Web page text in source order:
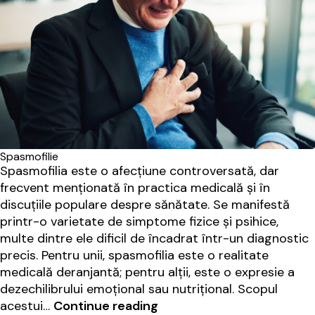
Spasmofilie
Spasmofilia este o afecțiune controversată, dar
frecvent menționată în practica medicală și în
discuțiile populare despre sănătate. Se manifestă
printr-o varietate de simptome fizice și psihice,
multe dintre ele dificil de încadrat într-un diagnostic
precis. Pentru unii, spasmofilia este o realitate
medicală deranjantă; pentru alții, este o expresie a
dezechilibrului emoțional sau nutrițional. Scopul
acestui… Continue reading